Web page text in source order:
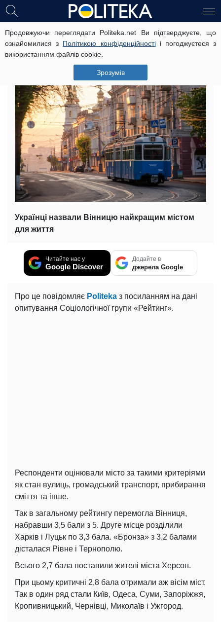
Продовжуючи переглядати Politeka.net Ви підтверджуєте, що
ознайомилися з Політикою конфіденційностіі погоджуєтеся з
використанням файлів cookie.
Зрозумів
Названо найкращі міста для життя в
Україні
Українці назвали Вінницю найкращим містом
для життя
Читайте нас у
Google Discover
Додайте в
джерела Google
Про це повідомляє Politeka з посиланням на дані
опитування Соціологічної групи «Рейтинг».
Респонденти оцінювали місто за такими критеріями
як стан вулиць, громадський транспорт, прибирання
сміття та інше.
Так в загальному рейтингу перемогла Вінниця,
набравши 3,5 бали з 5. Друге місце розділили
Харків і Луцьк по 3,3 бала. «Бронза» з 3,2 балами
дісталася Рівне і Тернополю.
Всього 2,7 бала поставили жителі міста Херсон.
При цьому критичні 2,8 бала отримали аж вісім міст.
Так в один ряд стали Київ, Одеса, Суми, Запоріжжя,
Кропивницький, Чернівці, Миколаїв і Ужгород.